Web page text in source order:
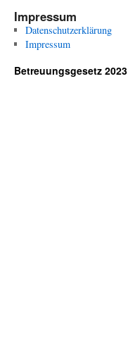
Impressum
Datenschutzerklärung
Impressum
Betreuungsgesetz 2023